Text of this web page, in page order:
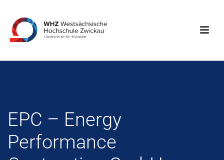
EPC – Energy
Performance